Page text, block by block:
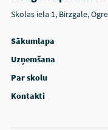
Skolas iela 1, Birzgale,
Sākumlapa
Uzņemšana
Par skolu
Kontakti